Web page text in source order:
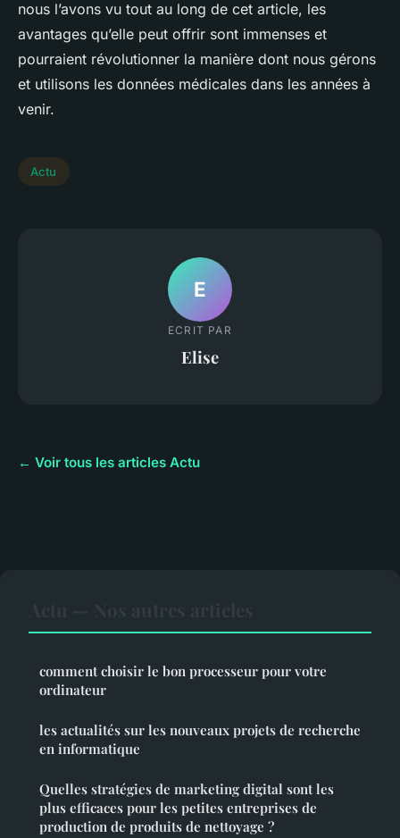
nous l’avons vu tout au long de cet article, les
avantages qu’elle peut offrir sont immenses et
pourraient révolutionner la manière dont nous gérons
et utilisons les données médicales dans les années à
venir.
Actu
E
ECRIT PAR
Elise
← Voir tous les articles Actu
comment choisir le bon processeur pour votre
ordinateur
les actualités sur les nouveaux projets de recherche
en informatique
Quelles stratégies de marketing digital sont les
plus efficaces pour les petites entreprises de
production de produits de nettoyage ?